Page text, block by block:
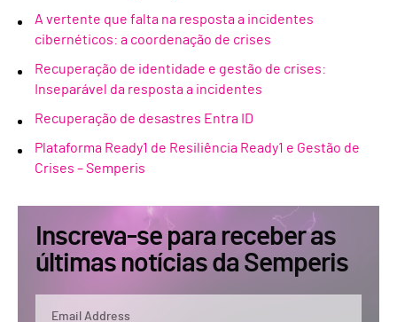
A vertente que falta na resposta a incidentes
cibernéticos: a coordenação de crises
Recuperação de identidade e gestão de crises:
Inseparável da resposta a incidentes
Recuperação de desastres Entra ID
Plataforma Ready1 de Resiliência Ready1 e Gestão de
Crises – Semperis
Inscreva-se para receber as
últimas notícias da Semperis